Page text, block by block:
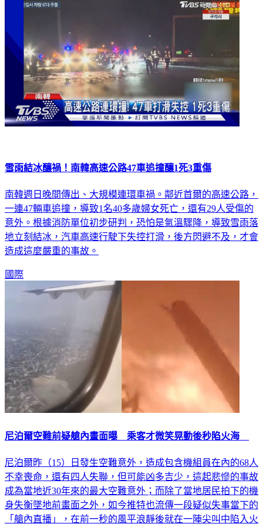
雪雨結冰釀禍！南韓高速公路47車追撞釀1死3重傷
南韓週日晚間傳出、大規模連環車禍。鄰近首爾的高速公路，
一連47輛車追撞，導致1名40多歲婦女死亡，還有29人受傷的
意外。根據消防單位初步研判，恐怕是氣溫驟降，導致雪雨落
地立刻結冰，汽車高速行駛下失控打滑，後方閃避不及，才會
造成這麼嚴重的事故。
國際
尼泊爾空難前疑艙內畫面曝 乘客才微笑晃動後秒陷火海
尼泊爾昨（15）日發生空難意外，造成包含機組員在內的68人
不幸喪命，還有四人失聯，但可能凶多吉少，這起悲慘的事故
成為當地近30年來的最大空難意外；而除了當地居民拍下的機
身失衡墜地前畫面之外，如今推特也流傳一段疑似失事當下的
「艙內直播」，在前一秒的風平浪靜後就在一陣尖叫中陷入火